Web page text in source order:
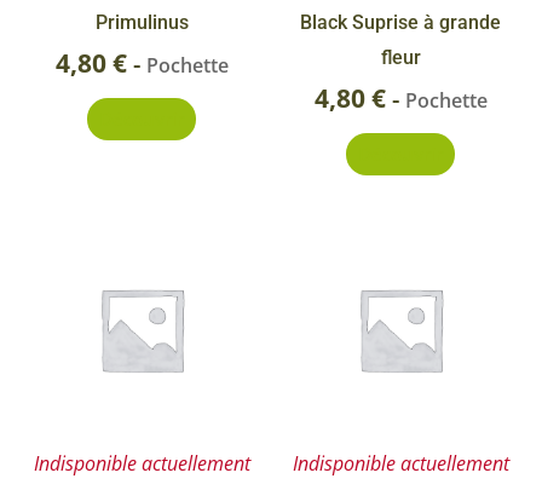
Primulinus
4,80€- Pochette
Black Suprise à grande
fleur
4,80€- Pochette
Indisponible actuellement Indisponible actuellement